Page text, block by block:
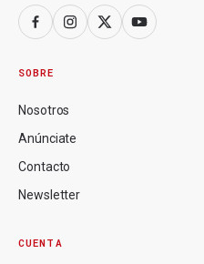
SOBRE
Nosotros
Anúnciate
Contacto
Newsletter
CUENTA